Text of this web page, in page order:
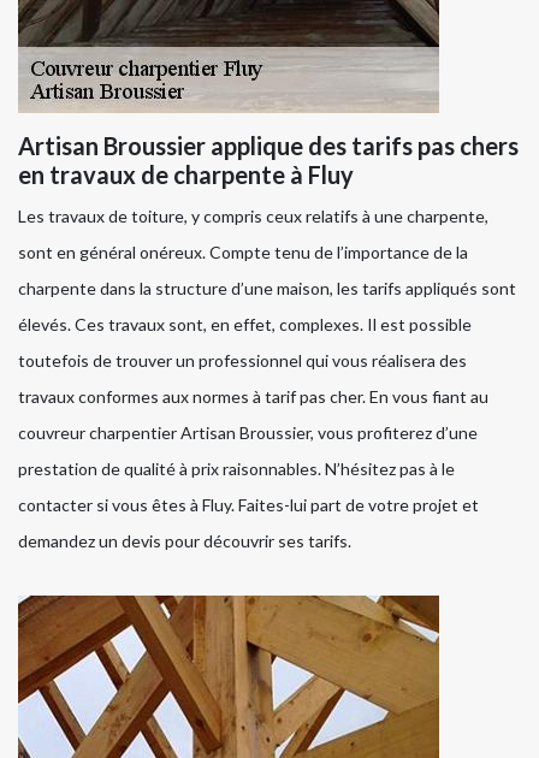
Artisan Broussier applique des tarifs pas chers
en travaux de charpente à Fluy
Les travaux de toiture, y compris ceux relatifs à une charpente,
sont en général onéreux. Compte tenu de l’importance de la
charpente dans la structure d’une maison, les tarifs appliqués sont
élevés. Ces travaux sont, en effet, complexes. Il est possible
toutefois de trouver un professionnel qui vous réalisera des
travaux conformes aux normes à tarif pas cher. En vous fiant au
couvreur charpentier Artisan Broussier, vous profiterez d’une
prestation de qualité à prix raisonnables. N’hésitez pas à le
contacter si vous êtes à Fluy. Faites-lui part de votre projet et
demandez un devis pour découvrir ses tarifs.